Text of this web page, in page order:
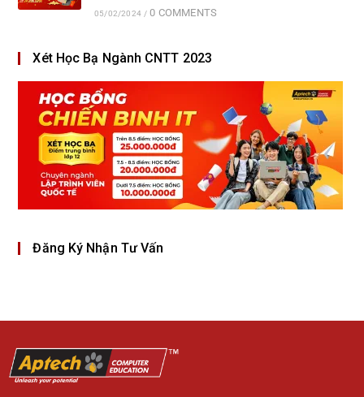
05/02/2024 / 0 COMMENTS
Xét Học Bạ Ngành CNTT 2023
Đăng Ký Nhận Tư Vấn